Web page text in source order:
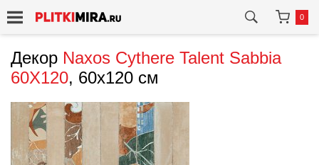
0
Декор Naxos Cythere Talent Sabbia
60X120, 60x120 см